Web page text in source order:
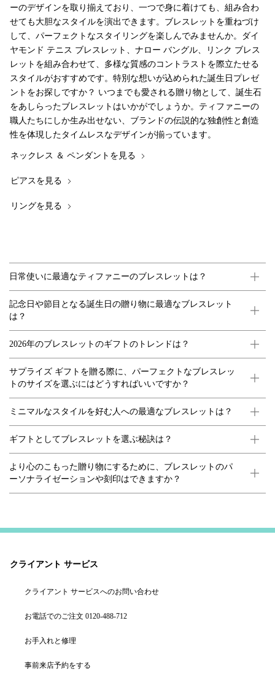
ーのデザインを取り揃えており、一つで身に着けても、組み合わ
せても大胆なスタイルを演出できます。ブレスレットを重ねづけ
して、パーフェクトなスタイリングを楽しんでみませんか。ダイ
ヤモンド テニス ブレスレット、ナロー バングル、リンク ブレス
レットを組み合わせて、多様な質感のコントラストを際立たせる
スタイルがおすすめです。特別な想いが込められた誕生日プレゼ
ントをお探しですか？ いつまでも愛される贈り物として、誕生石
をあしらったブレスレットはいかがでしょうか。ティファニーの
職人たちにしか生み出せない、ブランドの伝説的な独創性と創造
性を体現したタイムレスなデザインが揃っています。
ネックレス ＆ ペンダントを見る
ピアスを見る
リングを見る
日常使いに最適なティファニーのブレスレットは？
記念日や節目となる誕生日の贈り物に最適なブレスレット
は？
2026年のブレスレットのギフトのトレンドは？
サプライズ ギフトを贈る際に、パーフェクトなブレスレッ
トのサイズを選ぶにはどうすればいいですか？
ミニマルなスタイルを好む人への最適なブレスレットは？
ギフトとしてブレスレットを選ぶ秘訣は？
より心のこもった贈り物にするために、ブレスレットのパ
ーソナライゼーションや刻印はできますか？
クライアント サービス
クライアント サービスへのお問い合わせ
お電話でのご注文 0120-488-712
お手入れと修理
事前来店予約をする